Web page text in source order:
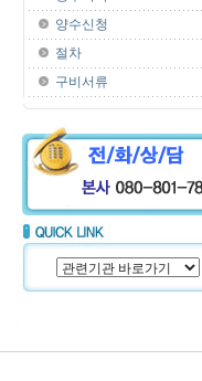
양수신청
절차
구비서류